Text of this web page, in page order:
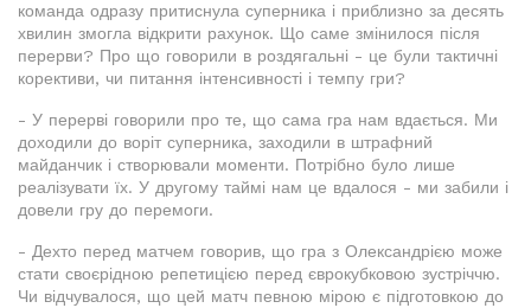
команда одразу притиснула суперника і приблизно за десять
хвилин змогла відкрити рахунок. Що саме змінилося після
перерви? Про що говорили в роздягальні - це були тактичні
корективи, чи питання інтенсивності і темпу гри?
- У перерві говорили про те, що сама гра нам вдається. Ми
доходили до воріт суперника, заходили в штрафний
майданчик і створювали моменти. Потрібно було лише
реалізувати їх. У другому таймі нам це вдалося - ми забили і
довели гру до перемоги.
- Дехто перед матчем говорив, що гра з Олександрією може
стати своєрідною репетицією перед єврокубковою зустріччю.
Чи відчувалося, що цей матч певною мірою є підготовкою до